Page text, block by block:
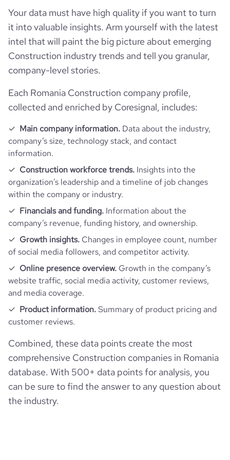
industry Construction
founded_year 1912
size_range
employees_count
hq_country_iso3 ROU
Bucharest, 2nd District, Romania
hq_full_address
followers_count_owler 2
num_technologies_used 19
Company websites and social media
website https://www.holcim.ro
professional_network_url
network.com/company/holcim-
romania
Website traffic
total_website_visits_monthly
visits_change_monthly 47.69
rank_global 3340661
rank_category
bounce_rate 50.24
pages_per_visit
average_visit_duration_seconds 82
Employee review score & changes
company_employee_reviews_count
company_employee_reviews_aggregate_score 5
Workforce trends
active_job_postings_count
Your data must have high quality if you want to turn
it into valuable insights. Arm yourself with the latest
intel that will paint the big picture about emerging
Construction industry trends and tell you granular,
company-level stories.
Each Romania Construction company profile,
collected and enriched by Coresignal, includes:
Main company information. Data about the industry,
company’s size, technology stack, and contact
information.
Construction workforce trends. Insights into the
organization’s leadership and a timeline of job changes
within the company or industry.
Financials and funding. Information about the
company’s revenue, funding history, and ownership.
Growth insights. Changes in employee count, number
of social media followers, and competitor activity.
Online presence overview. Growth in the company’s
website traffic, social media activity, customer reviews,
and media coverage.
Product information.Summary of product pricing and
customer reviews.
Combined, these data points create the most
comprehensive Construction companies in Romania
database. With 500+ data points for analysis, you
can be sure to find the answer to any question about
the industry.